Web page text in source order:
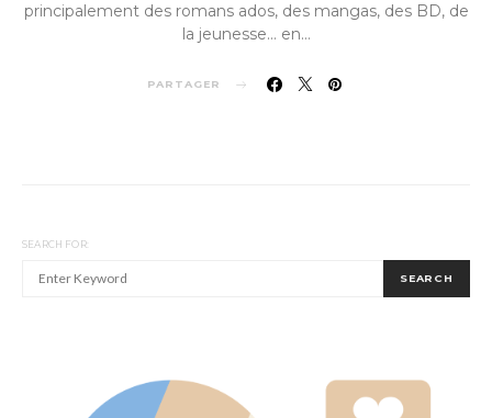
principalement des romans ados, des mangas, des BD, de
la jeunesse… en…
PARTAGER
SEARCH FOR:
SEARCH